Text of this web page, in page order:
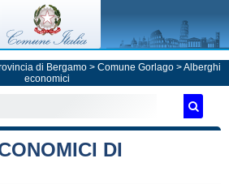
di Bergamo> Comune Gorlago> Alberghi
economici
DI